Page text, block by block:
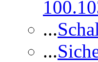
...
...